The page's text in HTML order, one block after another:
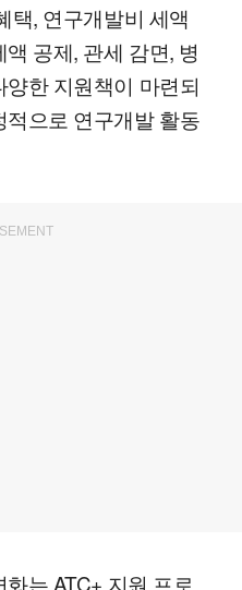
택, 연구개발비 세액
공제, 관세 감면, 병
한 지원책이 마련되
으로 연구개발 활동
는 ATC+ 지원 프로